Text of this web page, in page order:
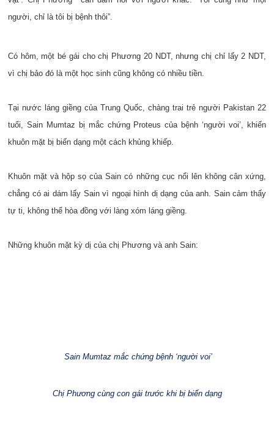
người, chỉ là tôi bị bệnh thôi”.
Có hôm, một bé gái cho chị Phương 20 NDT, nhưng chị chỉ lấy 2 NDT,
vì chị bảo đó là một học sinh cũng không có nhiều tiền.
Tại nước láng giềng của Trung Quốc, chàng trai trẻ người Pakistan 22
tuổi, Sain Mumtaz bị mắc chứng Proteus của bệnh ‘người voi’, khiến
khuôn mặt bị biến dạng một cách khủng khiếp.
Khuôn mặt và hộp sọ của Sain có những cục nổi lên không cân xứng,
chẳng có ai dám lấy Sain vì ngoại hình dị dạng của anh. Sain cảm thấy
tự ti, không thể hòa đồng với làng xóm láng giềng.
Những khuôn mặt kỳ dị của chị Phương và anh Sain:
Sain Mumtaz mắc chứng bệnh ‘người voi’
Chị Phương cùng con gái trước khi bị biến dạng